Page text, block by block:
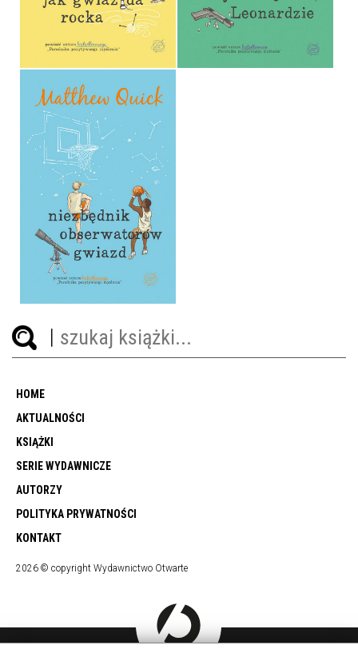
36,90 ZŁ 36,90 ZŁ
NIEZBĘDNIK
OBSERWATORÓW GWIAZD
MATTHEW QUICK
OPRAWA MIĘKKA
36,90 ZŁ
HOME
AKTUALNOŚCI
KSIĄŻKI
SERIE WYDAWNICZE
AUTORZY
POLITYKA PRYWATNOŚCI
KONTAKT
2026 © copyright Wydawnictwo Otwarte